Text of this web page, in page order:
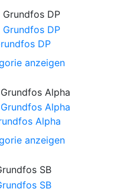
DP
anzeigen
Alpha
anzeigen